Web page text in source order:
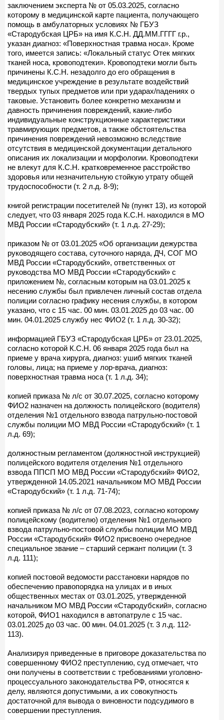
заключением эксперта № от 05.03.2025, согласно
которому в медицинской карте пациента, получающего
помощь в амбулаторных условиях № ГБУЗ
«Стародубская ЦРБ» на имя К.С.Н. ДД.ММ.ГГГГ г.р.,
указан диагноз: «Поверхностная травма носа». Кроме
того, имеется запись: «Локальный статус Отек мягких
тканей носа, кровоподтеки». Кровоподтеки могли быть
причинены К.С.Н. незадолго до его обращения в
медицинское учреждение в результате воздействий
твердых тупых предметов или при ударах/падениях о
таковые. Установить более конкретно механизм и
давность причинения повреждений, какие-либо
индивидуальные конструкционные характеристики
травмирующих предметов, а также обстоятельства
причинения повреждений невозможно вследствие
отсутствия в медицинской документации детального
описания их локализации и морфологии. Кровоподтеки
не влекут для К.С.Н. кратковременное расстройство
здоровья или незначительную стойкую утрату общей
трудоспособности (т. 2 л.д. 8-9);
книгой регистрации посетителей № (пункт 13), из которой
следует, что 03 января 2025 года К.С.Н. находился в МО
МВД России «Стародубский» (т. 1 л.д. 27-29);
приказом № от 03.01.2025 «Об организации дежурства
руководящего состава, суточного наряда, ДЧ, СОГ МО
МВД России «Стародубский», ответственных от
руководства МО МВД России «Стародубский» с
приложением №, согласным которым на 03.01.2025 к
несению службы был привлечен личный состав отдела
полиции согласно графику несения службы, в котором
указано, что с 15 час. 00 мин. 03.01.2025 до 03 час. 00
мин. 04.01.2025 службу нес ФИО2 (т. 1 л.д. 30-32);
информацией ГБУЗ «Стародубская ЦРБ» от 23.01.2025,
согласно которой К.С.Н. 06 января 2025 года был на
приеме у врача хирурга, диагноз: ушиб мягких тканей
головы, лица; на приеме у лор-врача, диагноз:
поверхностная травма носа (т. 1 л.д. 34);
копией приказа № л/с от 30.07.2025, согласно которому
ФИО2 назначен на должность полицейского (водителя)
отделения №1 отдельного взвода патрульно-постовой
службы полиции МО МВД России «Стародубский» (т. 1
л.д. 69);
должностным регламентом (должностной инструкцией)
полицейского водителя отделения №1 отдельного
взвода ППСП МО МВД России «Стародубский» ФИО2,
утвержденной 14.05.2021 начальником МО МВД России
«Стародубский» (т. 1 л.д. 71-74);
копией приказа № л/с от 07.08.2023, согласно которому
полицейскому (водителю) отделения №1 отдельного
взвода патрульно-постовой службы полиции МО МВД
России «Стародубский» ФИО2 присвоено очередное
специальное звание – старший сержант полиции (т. 3
л.д. 111);
копией постовой ведомости расстановки нарядов по
обеспечению правопорядка на улицах и в иных
общественных местах от 03.01.2025, утвержденной
начальником МО МВД России «Стародубский», согласно
которой, ФИО1 находился в автопатруле с 15 час.
03.01.2025 до 03 час. 00 мин. 04.01.2025 (т. 3 л.д. 112-
113).
Анализируя приведенные в приговоре доказательства по
совершенному ФИО2 преступлению, суд отмечает, что
они получены в соответствии с требованиями уголовно-
процессуального законодательства РФ, относятся к
делу, являются допустимыми, а их совокупность
достаточной для вывода о виновности подсудимого в
совершении преступления.